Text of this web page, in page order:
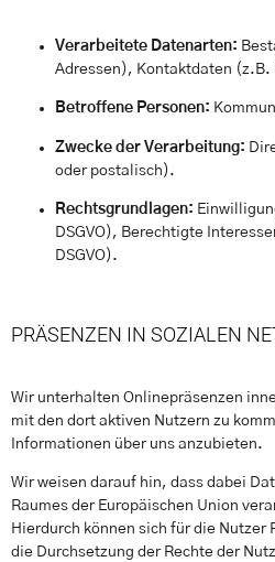
Verarbeitete Datenarten:
Adressen), Kontaktdaten
Betroffene Personen:
Zwecke der Verarbeitung:
oder postalisch).
Rechtsgrundlagen:
DSGVO), Berechtigte
DSGVO).
PRÄSENZEN IN SOZIALEN
Wir unterhalten Onlinepräsenzen
mit den dort aktiven Nutzern zu
Informationen über uns anzubieten.
Wir weisen darauf hin, dass dabei
Raumes der Europäischen Union
Hierdurch können sich für die Nutzer
die Durchsetzung der Rechte der